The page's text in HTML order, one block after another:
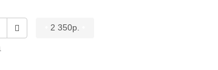
2 350р.